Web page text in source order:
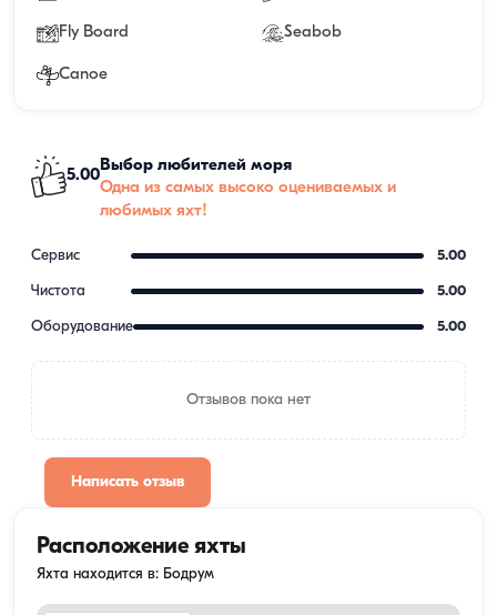
Fly Board Seabob
Canoe
5.00
Выбор любителей моря
Одна из самых высоко оцениваемых и
любимых яхт!
Сервис 5.00
Чистота 5.00
Оборудование 5.00
Отзывов пока нет
Написать отзыв
Расположение яхты
Яхта находится в: Бодрум